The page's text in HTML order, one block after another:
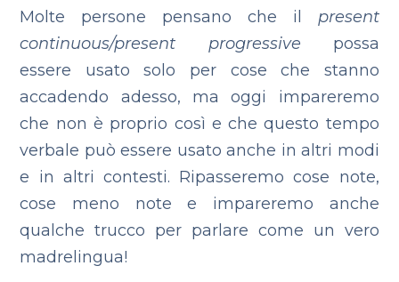
Molte persone pensano che il present
continuous/present progressive possa
essere usato solo per cose che stanno
accadendo adesso, ma oggi impareremo
che non è proprio così e che questo tempo
verbale può essere usato anche in altri modi
e in altri contesti. Ripasseremo cose note,
cose meno note e impareremo anche
qualche trucco per parlare come un vero
madrelingua!